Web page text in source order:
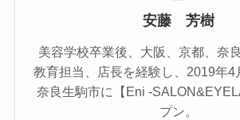
安藤 芳樹
美容学校卒業後、大阪、京都、奈
教育担当、店長を経験し、2019年4
奈良生駒市に【Eni -
プン。